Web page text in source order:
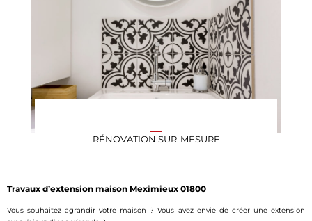
RÉNOVATION SUR-MESURE
Travaux d’extension maison Meximieux 01800
Vous souhaitez agrandir votre maison ? Vous avez envie de créer une extension